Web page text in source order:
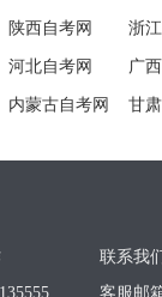
陕西自考网 浙
河北自考网 广
内蒙古自考网 甘
联系我
客服邮